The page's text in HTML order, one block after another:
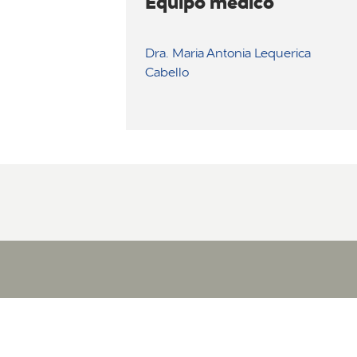
Dra. Maria Antonia Lequerica
Cabello